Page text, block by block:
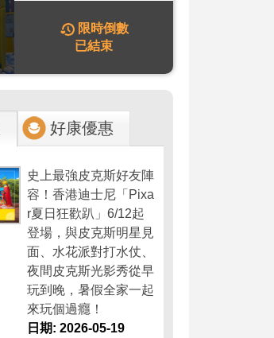
限時倒數
已結束
好康優惠
史上最強皮克斯好友陣
容！香港迪士尼「Pixa
r夏日狂歡趴」6/12起
登場，與皮克斯明星見
面、水花派對打水仗、
夜間皮克斯光影秀從早
玩到晚，暑假全家一起
來玩個過癮！
日期: 2026-05-19